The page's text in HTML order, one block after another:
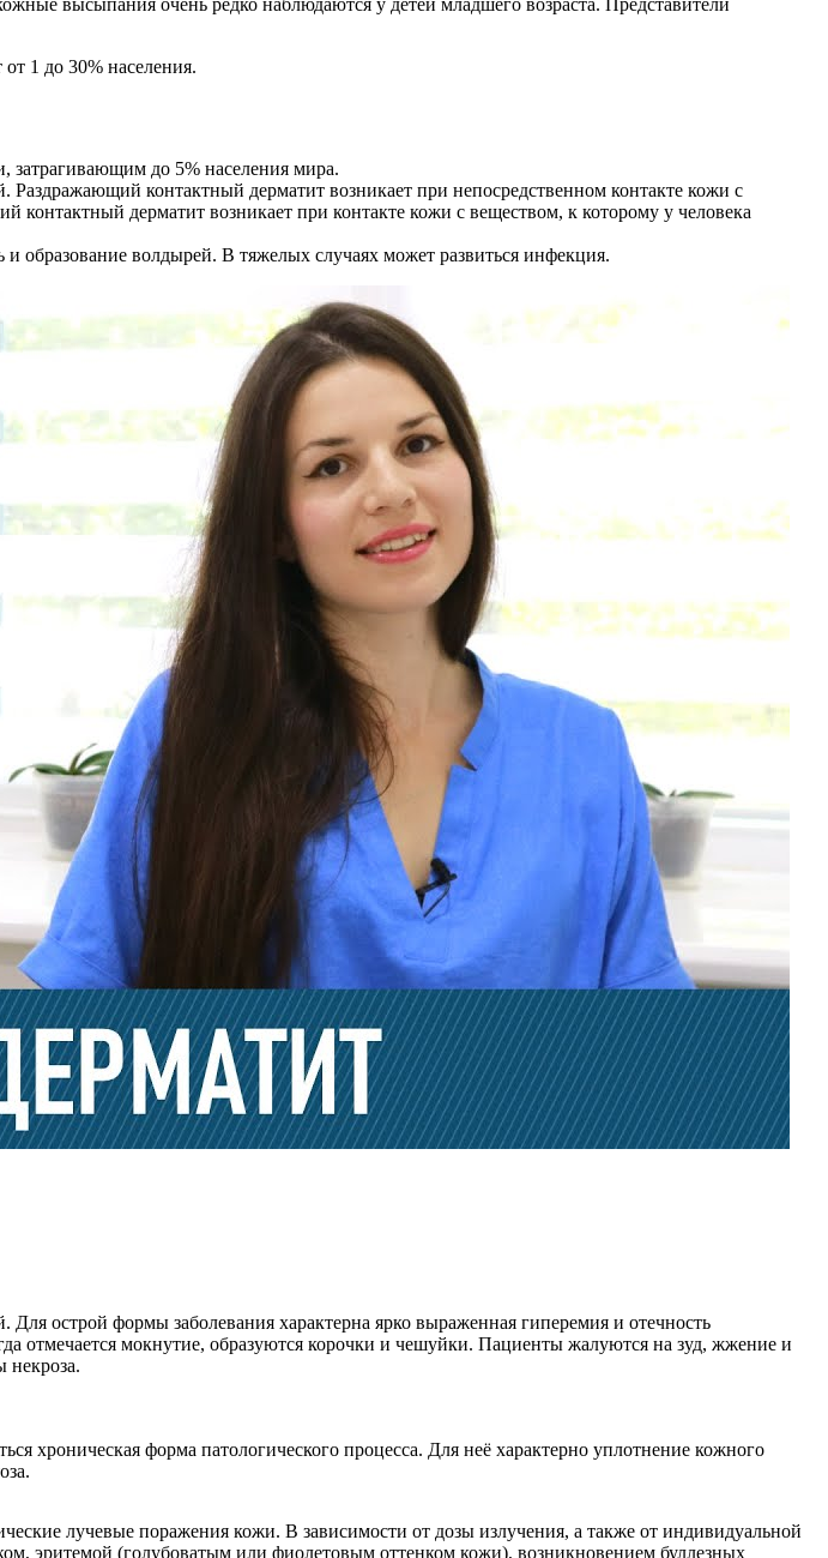
высыпания очень редко наблюдаются у детей младшего возраста. Представители
от 1 до 30% населения.
затрагивающим до 5% населения мира.
контактный дерматит возникает при непосредственном контакте кожи с
дерматит возникает при контакте кожи с веществом, к которому у человека
образование волдырей. В тяжелых случаях может развиться инфекция.
острой формы заболевания характерна ярко выраженная гиперемия и отечность
отмечается мокнутие, образуются корочки и чешуйки. Пациенты жалуются на зуд, жжение и
некроза.
хроническая форма патологического процесса. Для неё характерно уплотнение кожного
лучевые поражения кожи. В зависимости от дозы излучения, а также от индивидуальной
эритемой (голубоватым или фиолетовым оттенком кожи), возникновением буллезных